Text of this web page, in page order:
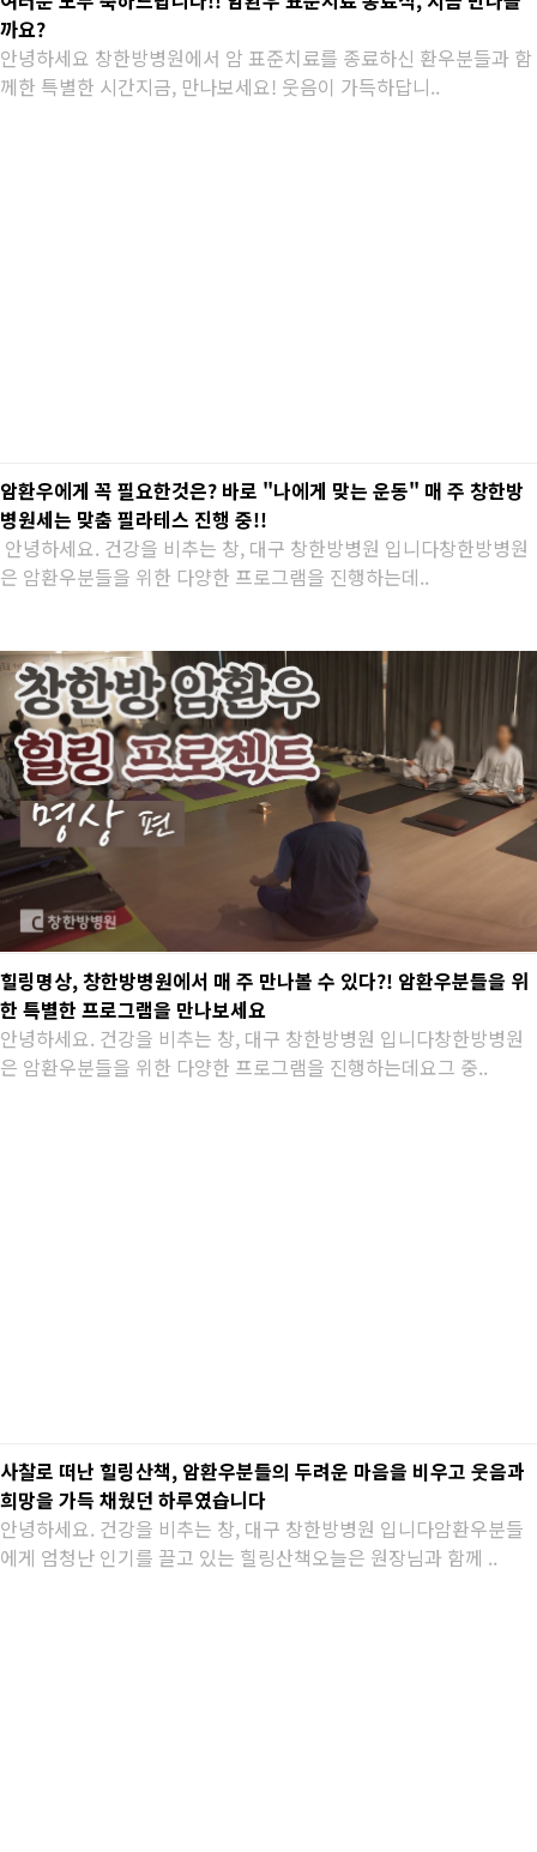
까요?
안녕하세요 창한방병원에서 암 표준치료를 종료하신 환우분들과 함
께한 특별한 시간지금, 만나보세요! 웃음이 가득하답니..
암환우에게 꼭 필요한것은? 바로 "나에게 맞는 운동" 매 주 창한방
병원세는 맞춤 필라테스 진행 중!!
안녕하세요. 건강을 비추는 창, 대구 창한방병원 입니다창한방병원
은 암환우분들을 위한 다양한 프로그램을 진행하는데..
힐링명상, 창한방병원에서 매 주 만나볼 수 있다?! 암환우분들을 위
한 특별한 프로그램을 만나보세요
안녕하세요. 건강을 비추는 창, 대구 창한방병원 입니다창한방병원
은 암환우분들을 위한 다양한 프로그램을 진행하는데요그 중..
사찰로 떠난 힐링산책, 암환우분들의 두려운 마음을 비우고 웃음과
희망을 가득 채웠던 하루였습니다
안녕하세요. 건강을 비추는 창, 대구 창한방병원 입니다암환우분들
에게 엄청난 인기를 끌고 있는 힐링산책오늘은 원장님과 함께 ..